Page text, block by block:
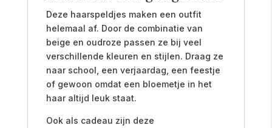
Deze haarspeldjes maken een outfit
helemaal af. Door de combinatie van
beige en oudroze passen ze bij veel
verschillende kleuren en stijlen. Draag ze
naar school, een verjaardag, een feestje
of gewoon omdat een bloemetje in het
haar altijd leuk staat.
Ook als cadeau zijn deze